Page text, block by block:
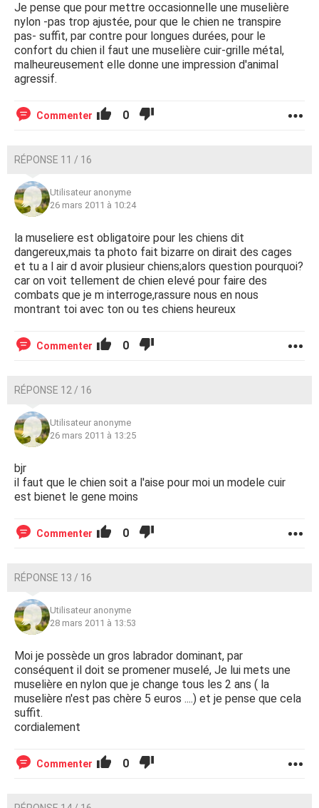
Je pense que pour mettre occasionnelle une muselière
nylon -pas trop ajustée, pour que le chien ne transpire
pas- suffit, par contre pour longues durées, pour le
confort du chien il faut une muselière cuir-grille métal,
malheureusement elle donne une impression d'animal
agressif.
Commenter 0
RÉPONSE 11 / 16
Utilisateur anonyme
26 mars 2011 à 10:24
la museliere est obligatoire pour les chiens dit
dangereux,mais ta photo fait bizarre on dirait des cages
et tu a l air d avoir plusieur chiens;alors question pourquoi?
car on voit tellement de chien elevé pour faire des
combats que je m interroge,rassure nous en nous
montrant toi avec ton ou tes chiens heureux
Commenter 0
RÉPONSE 12 / 16
Utilisateur anonyme
26 mars 2011 à 13:25
bjr
il faut que le chien soit a l'aise pour moi un modele cuir
est bienet le gene moins
Commenter 0
RÉPONSE 13 / 16
Utilisateur anonyme
28 mars 2011 à 13:53
Moi je possède un gros labrador dominant, par
conséquent il doit se promener muselé, Je lui mets une
muselière en nylon que je change tous les 2 ans ( la
muselière n'est pas chère 5 euros ....) et je pense que cela
suffit.
cordialement
Commenter 0